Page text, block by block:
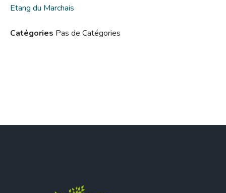
Etang du Marchais
Catégories Pas de Catégories